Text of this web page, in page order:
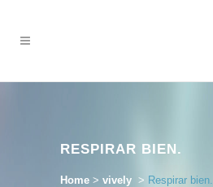
RESPIRAR BIEN.
Home > vively > Respirar bien.